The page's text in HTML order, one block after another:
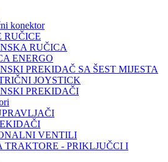
konektor
RUČICE
RUČICA
ENERGO
PREKIDAČ SA ŠEST MIJESTA
JOYSTICK
PREKIDAČI
VENTILI
TRAKTORE - PRIKLJUČCI I